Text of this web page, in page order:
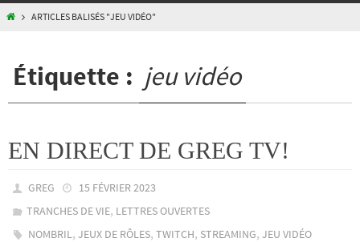
HOMEARTICLES BALISÉS "JEU VIDÉO"
Étiquette : jeu vidéo
EN DIRECT DE GREG TV!
GREG
15 FÉVRIER 2023
TRANCHES DE VIE, LETTRES OUVERTES
NOMBRIL,JEUX DE RÔLES,TWITCH, STREAMING,JEU VIDÉO